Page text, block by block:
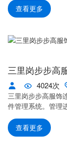
查看更多
三里岗步步高
4024次
三里岗步步高服饰
件管理系统。管理
查看更多